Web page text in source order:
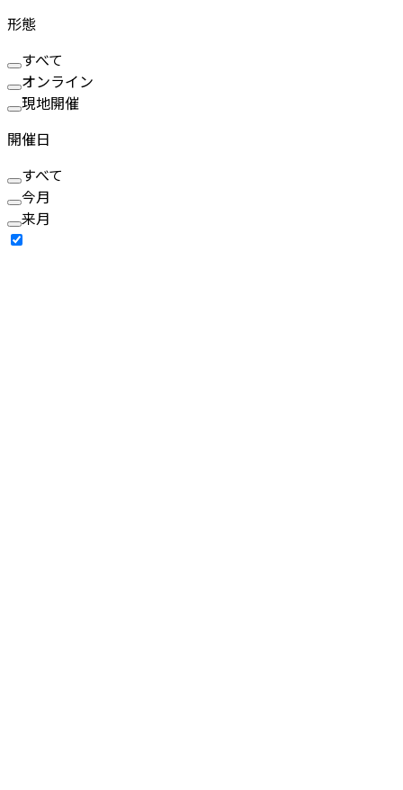
形態
すべて
オンライン
現地開催
開催日
すべて
今月
来月